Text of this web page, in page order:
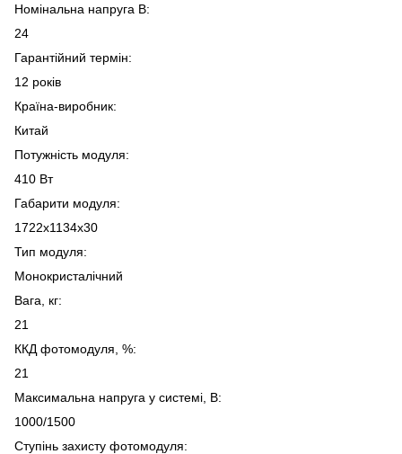
Номінальна напруга В:
24
Гарантійний термін:
12 років
Країна-виробник:
Китай
Потужність модуля:
410 Вт
Габарити модуля:
1722x1134x30
Тип модуля:
Монокристалічний
Вага, кг:
21
ККД фотомодуля, %:
21
Максимальна напруга у системі, В:
1000/1500
Ступінь захисту фотомодуля: